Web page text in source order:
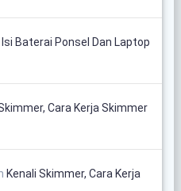
Isi Baterai Ponsel Dan Laptop
Cara Kerja Skimmer
Kenali Skimmer, Cara Kerja